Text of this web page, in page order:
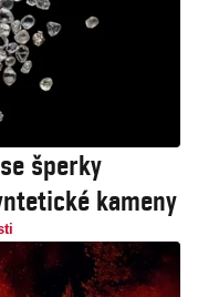
šperky
kameny